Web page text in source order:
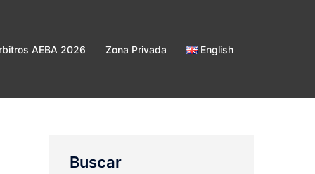
AEBA 2026 Zona Privada English
Buscar